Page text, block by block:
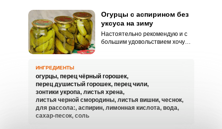
Огурцы с аспирином без
уксуса на зиму
Настоятельно рекомендую и с
большим удовольствием хочу
получаются аппетитными и
хрустящими.
ИНГРЕДИЕНТЫ
огурцы, перец чёрный горошек,
перец душистый горошек, перец чили,
зонтики укропа, листья хрена,
листья черной смородины, листья вишни, чеснок,
для рассола:, аспирин, лимонная кислота, вода,
сахар-песок, соль